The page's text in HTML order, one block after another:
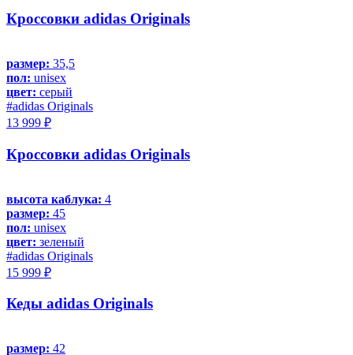
Кроссовки adidas Originals
размер: 35,5
пол: unisex
цвет: серый
#adidas Originals
13 999 ₽
Кроссовки adidas Originals
высота каблука: 4
размер: 45
пол: unisex
цвет: зеленый
#adidas Originals
15 999 ₽
Кеды adidas Originals
размер: 42